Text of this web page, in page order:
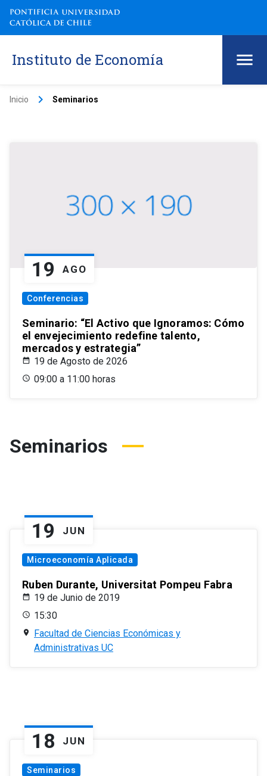
Instituto de Economía
Inicio keyboard_arrow_right Seminarios
19 AGO
Conferencias
Seminario: “El Activo que Ignoramos: Cómo
el envejecimiento redefine talento,
mercados y estrategia”
19 de Agosto de 2026
09:00 a 11:00 horas
Seminarios
19 JUN
Microeconomía Aplicada
Ruben Durante, Universitat Pompeu Fabra
19 de Junio de 2019
15:30
Facultad de Ciencias Económicas y
Administrativas UC
18 JUN
Seminarios